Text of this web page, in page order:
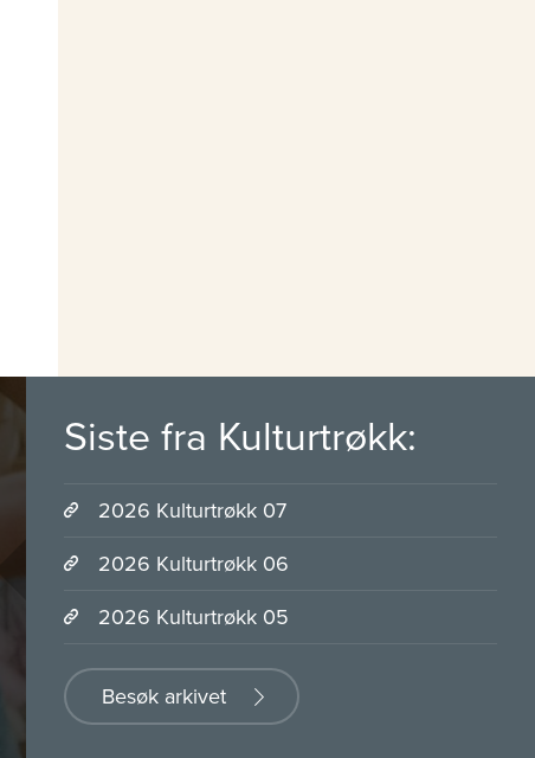
Siste fra Kulturtrøkk:
2026 Kulturtrøkk 07
2026 Kulturtrøkk 06
2026 Kulturtrøkk 05
Besøk arkivet